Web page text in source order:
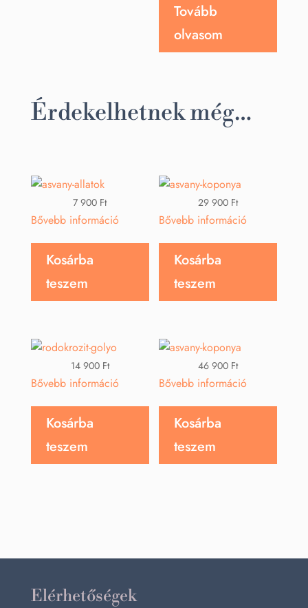
Tovább
olvasom
Érdekelhetnek még…
7 900 Ft
Bővebb információ
Kosárba
teszem
29 900 Ft
Bővebb információ
Kosárba
teszem
14 900 Ft
Bővebb információ
Kosárba
teszem
46 900 Ft
Bővebb információ
Kosárba
teszem
Elérhetőségek